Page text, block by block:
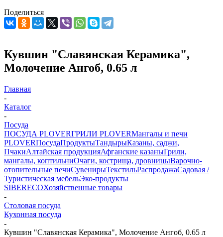
Поделиться
Кувшин "Славянская Керамика",
Молочение Ангоб, 0.65 л
Главная
-
Каталог
-
Посуда
ПОСУДА PLOVERГРИЛИ PLOVERМангалы и печи
PLOVERПосудаПродуктыТандырыКазаны, саджи,
ПчакиАлтайская продукцияАфганские казаныГрили,
мангалы, коптильниОчаги, кострища, дровницыВарочно-
отопительные печиСувенирыТекстильРаспродажаСадовая /
Туристическая мебельЭко-продукты
SIBERECOХозяйственные товары
-
Столовая посуда
Кухонная посуда
-
Кувшин "Славянская Керамика", Молочение Ангоб, 0.65 л